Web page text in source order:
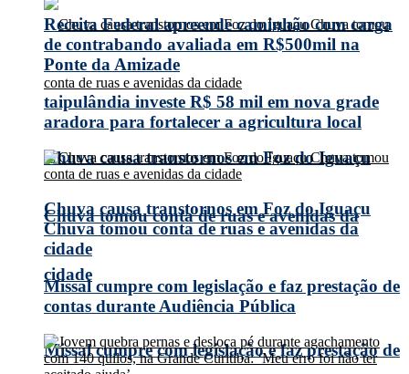
Chuva causa transtornos em Foz do Iguaçu
Chuva tomou conta de ruas e avenidas da
cidade
Missal cumpre com legislação e faz prestação de
Receita Federal apreende caminhão com carga
de contrabando avaliada em R$500mil na
Ponte da Amizade
taipulândia investe R$ 58 mil em nova grade
aradora para fortalecer a agricultura local
Chuva causa transtornos em Foz do Iguaçu
Chuva tomou conta de ruas e avenidas da
cidade
Missal cumpre com legislação e faz prestação de
contas durante Audiência Pública